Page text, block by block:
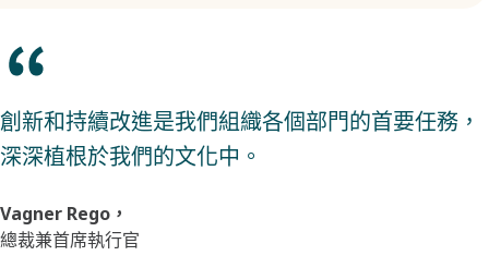
創新和持續改進是我們組織各個部門的首要任務，
深深植根於我們的文化中。
Vagner Rego，
總裁兼首席執行官